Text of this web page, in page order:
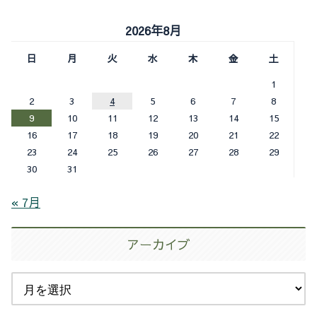
2026年8月
日 月 火 水 木 金
土
1
2
3 4 5 6 7
8
9
10 11 12 13 14
15
16
17 18 19 20 21
22
23
24 25 26 27 28
29
30
31
« 7月
アーカイブ